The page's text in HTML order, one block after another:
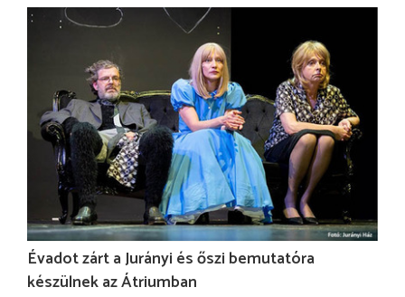
Évadot zárt a Jurányi és őszi bemutatóra
készülnek az Átriumban